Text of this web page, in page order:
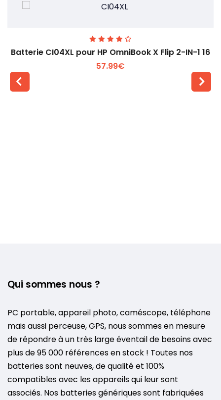
Batterie CI04XL pour HP OmniBook X Flip 2-IN-1 16
57.99€
Qui sommes nous ?
PC portable, appareil photo, caméscope, téléphone
mais aussi perceuse, GPS, nous sommes en mesure
de répondre à un très large éventail de besoins avec
plus de 95 000 références en stock ! Toutes nos
batteries sont neuves, de qualité et 100%
compatibles avec les appareils qui leur sont
associés. Nos batteries génériques sont fabriquées